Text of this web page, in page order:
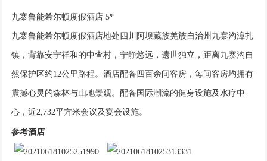
九寨鲁能希尔顿度假酒店 5*
九寨鲁能希尔顿度假酒店地处四川阿坝藏族羌族自治州九寨沟漳扎
镇，背靠安宁祥和的中查村，宁静悠远，遗世独立，距离九寨沟自
然保护区约12公里路程。酒店配备四百余间客房，每间客房均拥有
震撼心灵的森林与山地景观。配备国际潮流的健身设施及水疗中
心，近2,732平方米会议及宴会设施。
参考酒店